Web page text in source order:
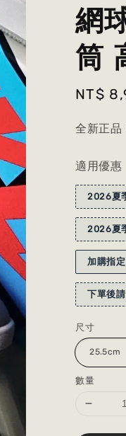
網
筒
Sale
NT$
全新正品
適用優惠
2026夏
2026夏
加購指
下單後
尺寸
數量